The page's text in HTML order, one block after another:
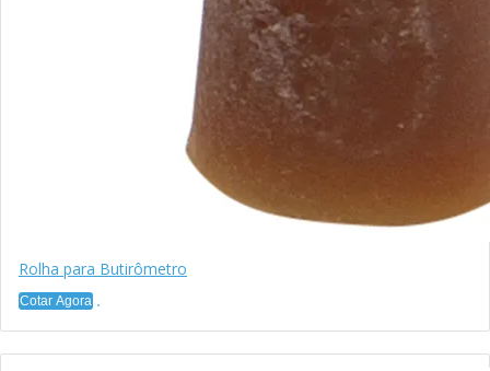
Rolha para Butirômetro
Cotar Agora